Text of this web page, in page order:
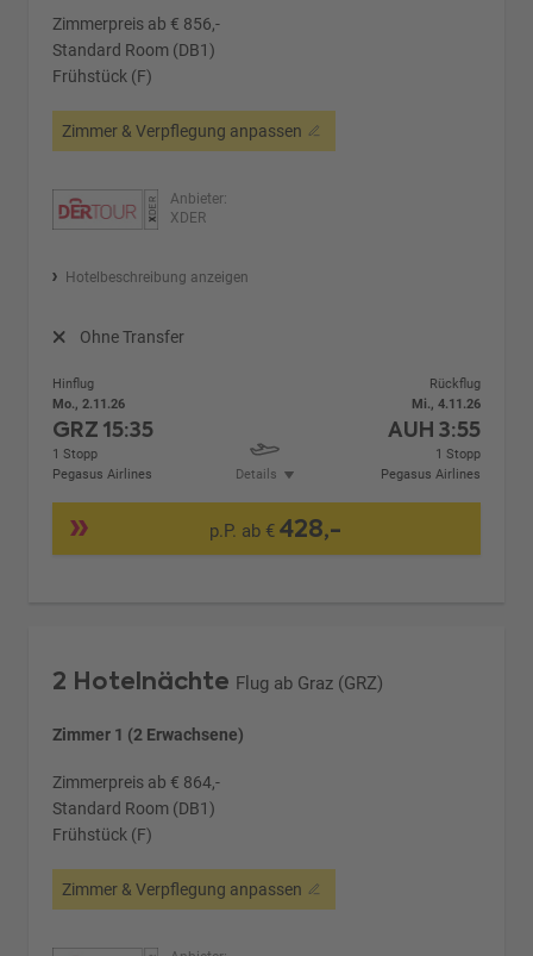
Zimmerpreis ab € 856,-
Standard Room (DB1)
Frühstück (F)
Zimmer & Verpflegung anpassen
Anbieter:
XDER
Hotelbeschreibung anzeigen
Ohne Transfer
Hinflug
Mo., 2.11.26
GRZ15:35
1 Stopp
Pegasus Airlines
Details
Rückflug
Mi., 4.11.26
AUH 3:55
1 Stopp
Pegasus Airlines
p.P. ab € 428,-
2 Hotelnächte Flug ab Graz (GRZ)
Zimmer 1 (2 Erwachsene)
Zimmerpreis ab € 864,-
Standard Room (DB1)
Frühstück (F)
Zimmer & Verpflegung anpassen